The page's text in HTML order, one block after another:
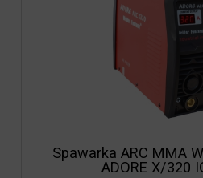
Spawarka ARC MMA
ADORE X/320